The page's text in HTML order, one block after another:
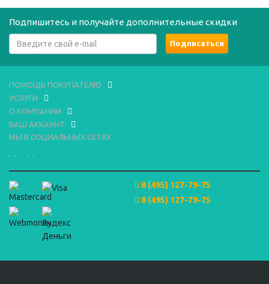
Подпишитесь и получайте дополнительные скидки
ПОМОЩЬ ПОКУПАТЕЛЮ
УСЛУГИ
О КОМПАНИИ
ВАШ АККАУНТ
МЫ В СОЦИАЛЬНЫХ СЕТЯХ
8 (495) 127-79-75
8 (495) 127-79-75